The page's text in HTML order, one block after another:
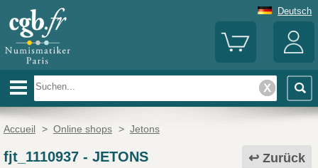
Deutsch
Accueil > Online shops > Jetons
Zurück
fjt_1110937- JETONS